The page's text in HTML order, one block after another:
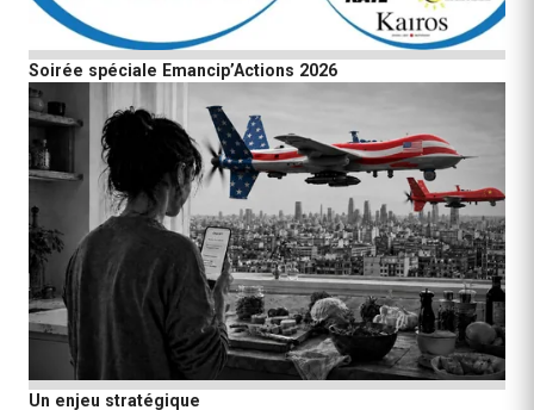
Soirée spéciale Emancip’Actions 2026
Un enjeu stratégique